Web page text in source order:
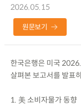
2026.05.15
원문보기
한국은행은 미국
살펴본 보고서를 발표
1. 美 소비자물가 동향